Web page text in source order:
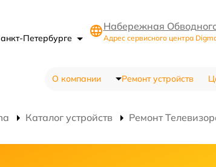
Петербурге
Набережная
Адрес сервисного центра
О компании Ремонт устройств
Каталог устройств Ремонт